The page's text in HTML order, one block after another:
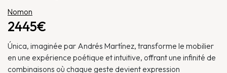
Nomon
2445€
Única, imaginée par Andrés Martínez, transforme le mobilier
en une expérience poétique et intuitive, offrant une infinité de
combinaisons où chaque geste devient expression